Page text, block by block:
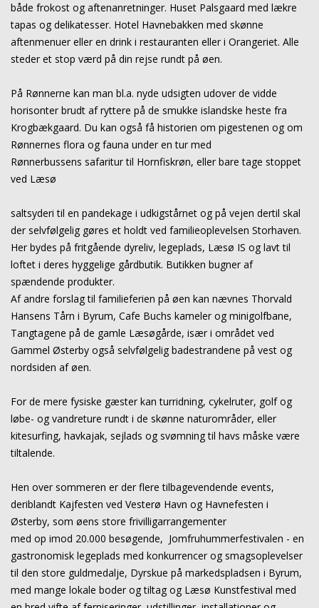
både frokost og aftenanretninger. Huset Palsgaard med lækre
tapas og delikatesser. Hotel Havnebakken med skønne
aftenmenuer eller en drink i restauranten eller i Orangeriet. Alle
steder et stop værd på din rejse rundt på øen.
På Rønnerne kan man bl.a. nyde udsigten udover de vidde
horisonter brudt af ryttere på de smukke islandske heste fra
Krogbækgaard. Du kan også få historien om pigestenen og om
Rønnernes flora og fauna under en tur med
Rønnerbussens safaritur til Hornfiskrøn, eller bare tage stoppet
ved Læsø
saltsyderi til en pandekage i udkigstårnet og på vejen dertil skal
der selvfølgelig gøres et holdt ved familieoplevelsen Storhaven.
Her bydes på fritgående dyreliv, legeplads, Læsø IS og lavt til
loftet i deres hyggelige gårdbutik. Butikken bugner af
spændende produkter.
Af andre forslag til familieferien på øen kan nævnes Thorvald
Hansens Tårn i Byrum, Cafe Buchs kameler og minigolfbane,
Tangtagene på de gamle Læsøgårde, især i området ved
Gammel Østerby også selvfølgelig badestrandene på vest og
nordsiden af ​​øen.
For de mere fysiske gæster kan turridning, cykelruter, golf og
løbe- og vandreture rundt i de skønne naturområder, eller
kitesurfing, havkajak, sejlads og svømning til havs måske være
tiltalende.
Hen over sommeren er der flere tilbagevendende events,
deriblandt Kajfesten ved Vesterø Havn og Havnefesten i
Østerby, som øens store frivilligarrangementer
med op imod 20.000 besøgende, Jomfruhummerfestivalen - en
gastronomisk legeplads med konkurrencer og smagsoplevelser
til den store guldmedalje, Dyrskue på markedspladsen i Byrum,
med mange lokale boder og tiltag og Læsø Kunstfestival med